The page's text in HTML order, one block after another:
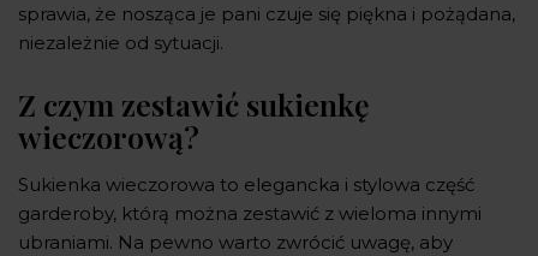
sprawia, że nosząca je pani czuje się piękna i pożądana,
niezależnie od sytuacji.
Z czym zestawić sukienkę
wieczorową?
Sukienka wieczorowa to elegancka i stylowa część
garderoby, którą można zestawić z wieloma innymi
ubraniami. Na pewno warto zwrócić uwagę, aby